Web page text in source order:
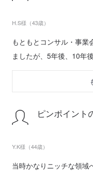
H.S様（43歳）
もともとコンサル・事業
ましたが、5年後、10年
ピンポイント
Y.K様（44歳）
当時かなりニッチな領域